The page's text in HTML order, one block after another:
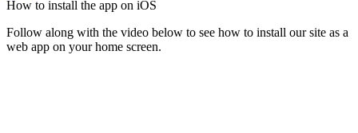
How to install the app on iOS
Follow along with the video below to see how to install our site as a
web app on your home screen.